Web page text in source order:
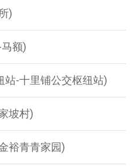
)
额)
站-十里铺公交枢纽站)
坡村)
裕青青家园)